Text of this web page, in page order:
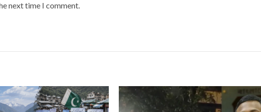
next time I comment.